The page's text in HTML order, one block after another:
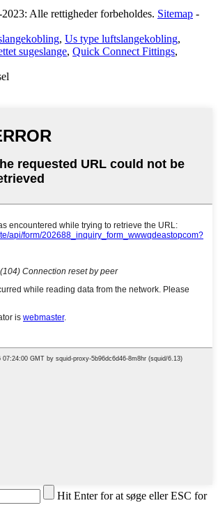
Alle rettigheder forbeholdes. Sitemap -
, Us type luftslangekobling,
sugeslange, Quick Connect Fittings,
Hit Enter for at søge eller ESC for